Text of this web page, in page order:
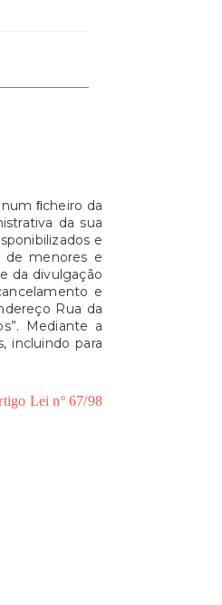
ﬁcheiro da
da sua
e
de menores e
da divulgação
e
Rua da
Mediante a
incluindo para
Lei nº 67/98